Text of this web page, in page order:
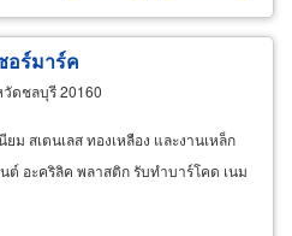
อร์มาร์ค
ดชลบุรี 20160
ม สเตนเลส ทองเหลือง และงานเหล็ก
ต์ อะคริลิค พลาสติก รับทำบาร์โคด เนม